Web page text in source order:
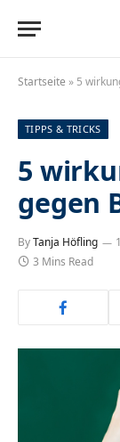
Startseite » 5
TIPPS & TRICKS
5
gegen
ByTanja Höfling
3 Mins Read